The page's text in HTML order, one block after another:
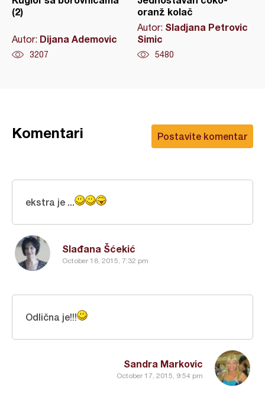
(2)
Autor: Dijana Ademovic
3207
oranž kolač
Autor: Sladjana Petrovic
Simic
5480
Postavite komentar
Komentari
Slađana Šćekić
October 18, 2015, 7:32 pm
ekstra je ...
Sandra Markovic
October 17, 2015, 9:54 pm
Odlična je!!!